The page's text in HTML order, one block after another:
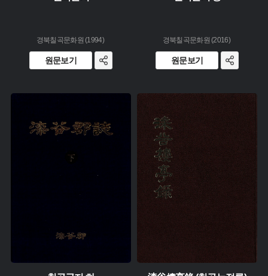
경북칠곡문화원 (1994)
원문보기
경북칠곡문화원 (2016)
원문보기
유형 :
주제 :
유형 :
발행 :
생산 :
소장 :